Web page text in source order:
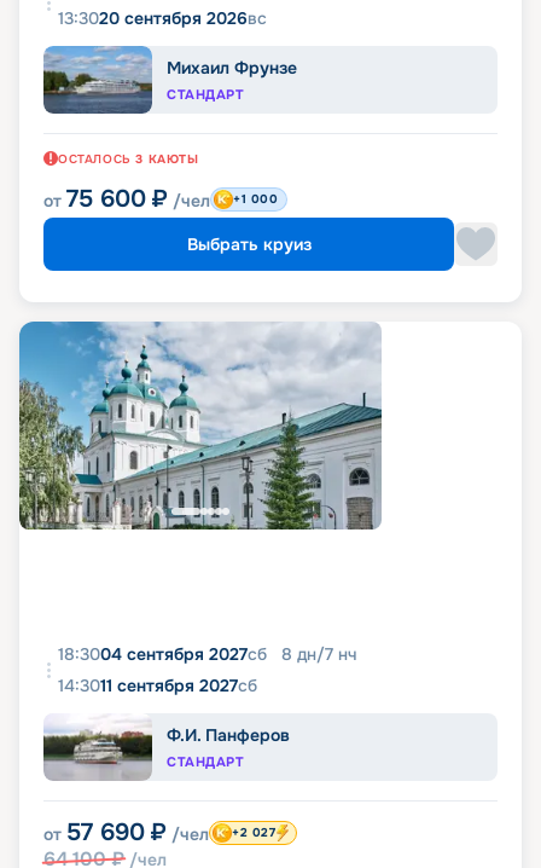
13:3020 сентября 2026вс
Михаил Фрунзе
СТАНДАРТ
ОСТАЛОСЬ 3 КАЮТЫ
от 75 600 ₽ /чел +1 000
Выбрать круиз
18:3004 сентября 2027сб 8 дн/7 нч
14:3011 сентября 2027сб
Ф.И. Панферов
СТАНДАРТ
от 57 690 ₽ /чел
64 100₽ /чел
+2 027